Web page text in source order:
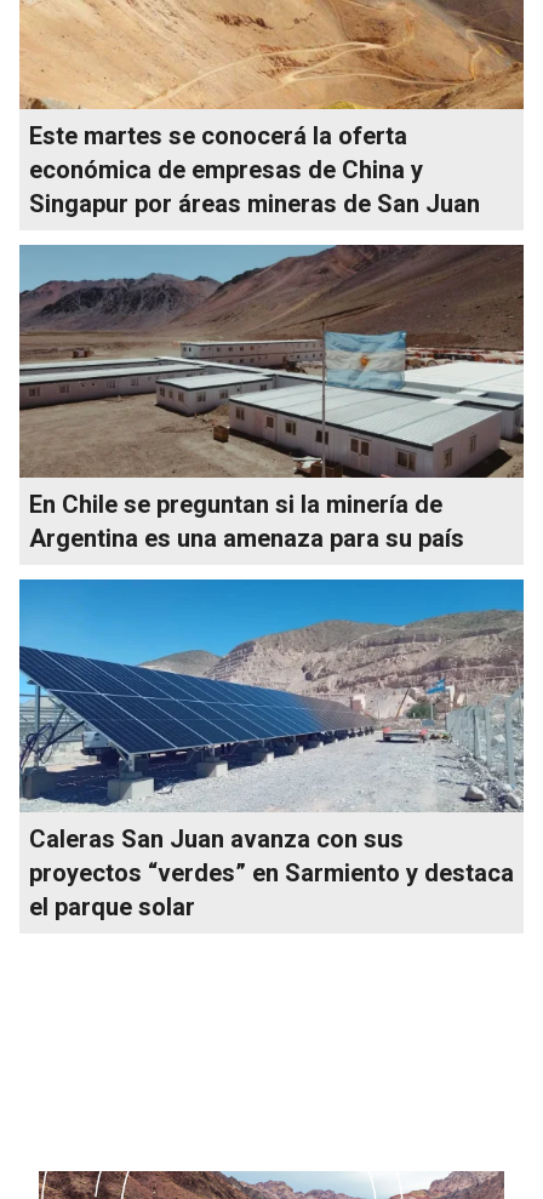
Este martes se conocerá la oferta
económica de empresas de China y
Singapur por áreas mineras de San Juan
En Chile se preguntan si la minería de
Argentina es una amenaza para su país
Caleras San Juan avanza con sus
proyectos “verdes” en Sarmiento y destaca
el parque solar